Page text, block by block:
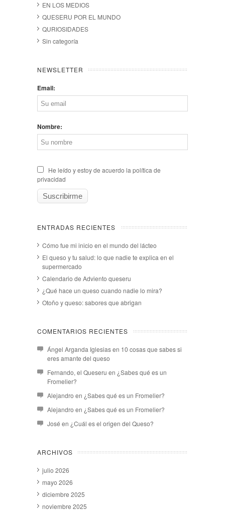
EN LOS MEDIOS
QUESERU POR EL MUNDO
QURIOSIDADES
Sin categoría
NEWSLETTER
Email:
Nombre:
He leído y estoy de acuerdo la política de
privacidad
ENTRADAS RECIENTES
Cómo fue mi inicio en el mundo del lácteo
El queso y tu salud: lo que nadie te explica en el
supermercado
Calendario de Adviento queseru
¿Qué hace un queso cuando nadie lo mira?
Otoño y queso: sabores que abrigan
COMENTARIOS RECIENTES
Ángel Arganda Iglesiasen 10 cosas que sabes si
eres amante del queso
Fernando, el Queseru en ¿Sabes qué es un
Fromelier?
Alejandro en ¿Sabes qué es un Fromelier?
Alejandro en ¿Sabes qué es un Fromelier?
José en ¿Cuál es el origen del Queso?
ARCHIVOS
julio 2026
mayo 2026
diciembre 2025
noviembre 2025